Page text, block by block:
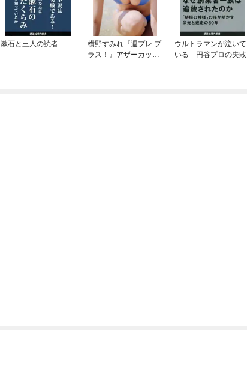
漱石と三人の読者
横野すみれ『週プレ プ
ラス！』アザーカット
ウルトラマンが泣いて
いる 円谷プロの失敗